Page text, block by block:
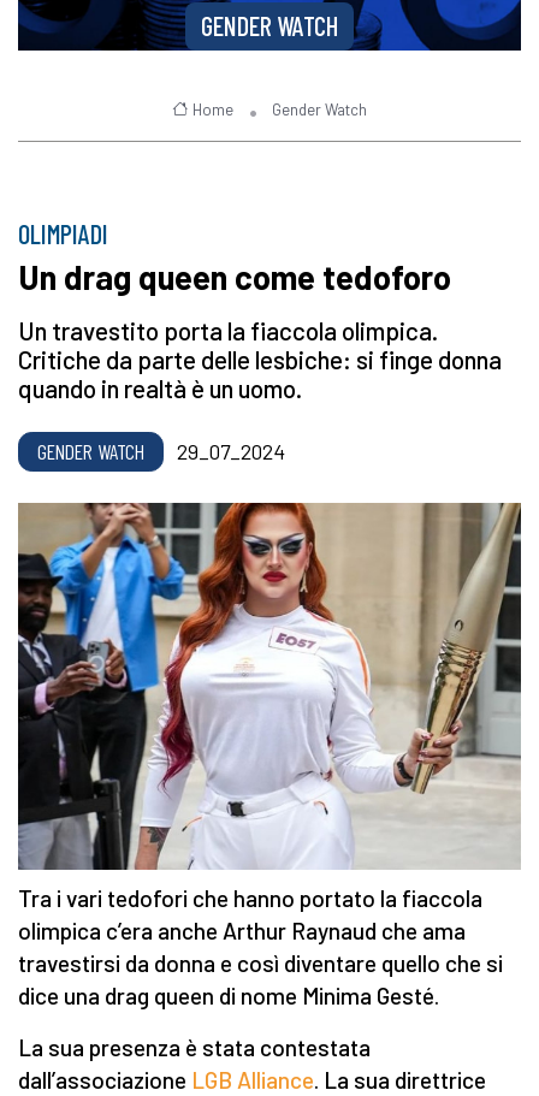
GENDER WATCH
Home Gender Watch
OLIMPIADI
Un drag queen come tedoforo
Un travestito porta la fiaccola olimpica.
Critiche da parte delle lesbiche: si finge donna
quando in realtà è un uomo.
GENDER WATCH 29_07_2024
Tra i vari tedofori che hanno portato la fiaccola
olimpica c’era anche Arthur Raynaud che ama
travestirsi da donna e così diventare quello che si
dice una drag queen di nome Minima Gesté.
La sua presenza è stata contestata
dall’associazione LGB Alliance. La sua direttrice